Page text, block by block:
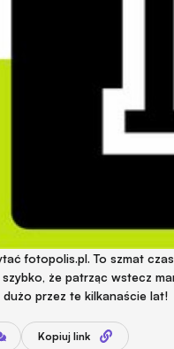
fotopolis.pl. To szmat
że patrząc wstecz
przez te kilkanaście lat!
Kopiuj link